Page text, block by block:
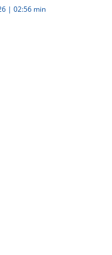
| 02:56 min